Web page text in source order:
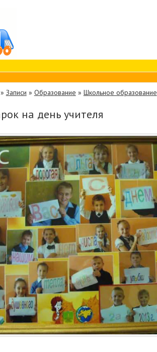
» Записи » Образование » Школьное образование
на день учителя